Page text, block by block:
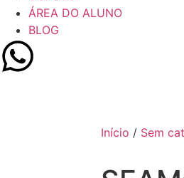
ÁREA DO ALUNO
BLOG
Início / Sem